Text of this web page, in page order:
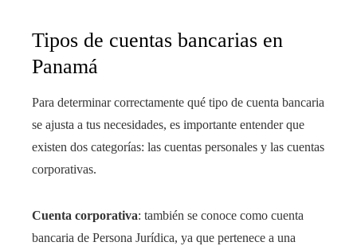
Tipos de cuentas bancarias en
Panamá
Para determinar correctamente qué tipo de cuenta bancaria
se ajusta a tus necesidades, es importante entender que
existen dos categorías: las cuentas personales y las cuentas
corporativas.
Cuenta corporativa: también se conoce como cuenta
bancaria de Persona Jurídica, ya que pertenece a una